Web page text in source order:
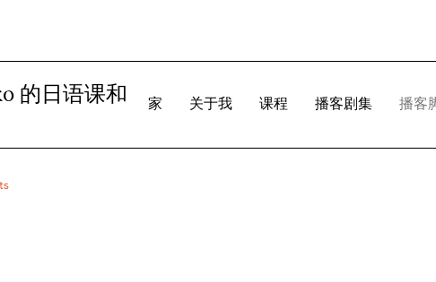
的日语课和 家 关于我 课程 播客剧集 播客